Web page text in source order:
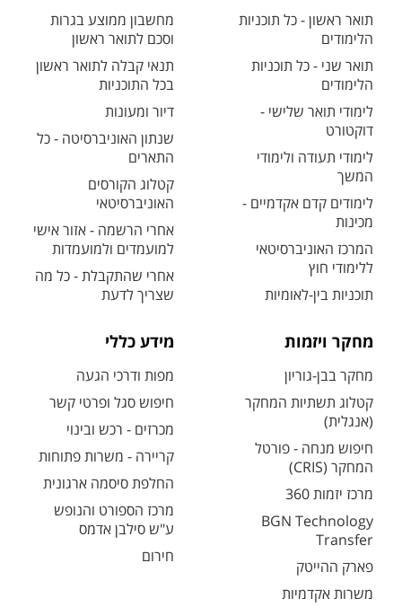
תואר ראשון - כל תוכניות
הלימודים
תואר שני - כל תוכניות
הלימודים
לימודי תואר שלישי -
דוקטורט
לימודי תעודה ולימודי
המשך
לימודים קדם אקדמיים -
מכינות
המרכז האוניברסיטאי
ללימודי חוץ
תוכניות בין-לאומיות
מחשבון ממוצע בגרות
וסכם לתואר ראשון
תנאי קבלה לתואר ראשון
בכל התוכניות
דיור ומעונות
שנתון האוניברסיטה - כל
התארים
קטלוג הקורסים
האוניברסיטאי
אחרי הרשמה - אזור אישי
למועמדים ולמועמדות
אחרי שהתקבלת - כל מה
שצריך לדעת
מחקר ויזמות
מחקר בבן-גוריון
קטלוג תשתיות המחקר
(אנגלית)
חיפוש מנחה - פורטל
המחקר (CRIS)
מרכז יזמות 360
BGN Technology
Transfer
פארק ההייטק
משרות אקדמיות
מידע כללי
מפות ודרכי הגעה
חיפוש סגל ופרטי קשר
מכרזים - רכש ובינוי
קריירה - משרות פתוחות
החלפת סיסמה ארגונית
מרכז הספורט והנופש
ע"ש סילבן אדמס
חירום